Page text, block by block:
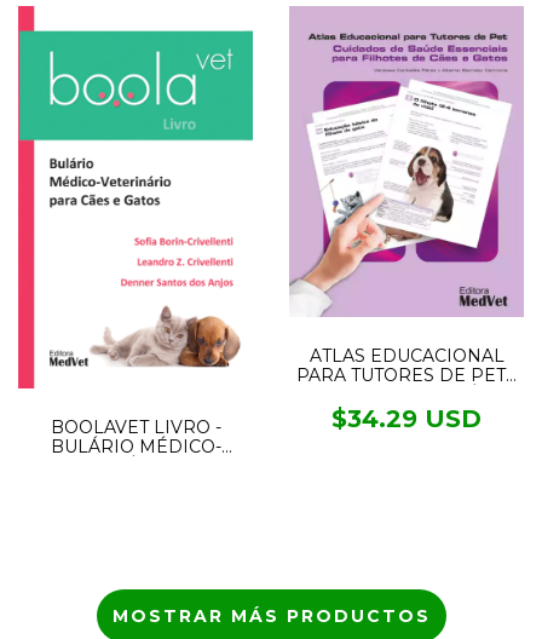
BOOLAVET LIVRO -
BULÁRIO MÉDICO-
ATLAS EDUCACIONAL
PARA TUTORES DE PET -
ESSENCIAIS PARA
FILHOTES DE CÃES E
$34.29 USD
MOSTRAR MÁS PRODUCTOS